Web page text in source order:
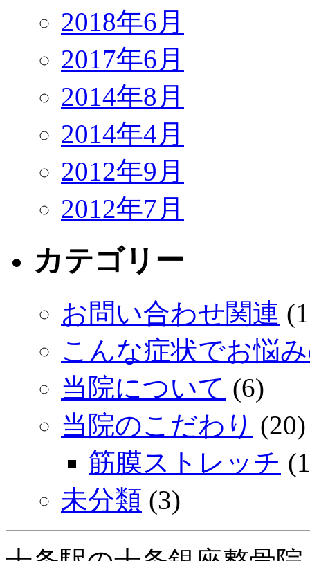
2018年6月
2017年6月
2014年8月
2014年4月
2012年9月
2012年7月
カテゴリー
お問い合わせ関連
こんな症状でお悩
当院について (6)
当院のこだわり (20)
筋膜ストレッチ
未分類 (3)